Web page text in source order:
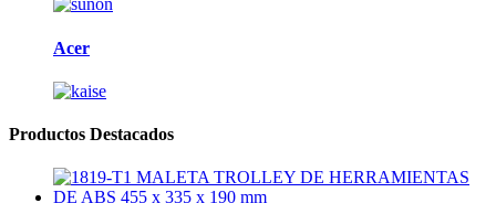
Acer
Productos Destacados